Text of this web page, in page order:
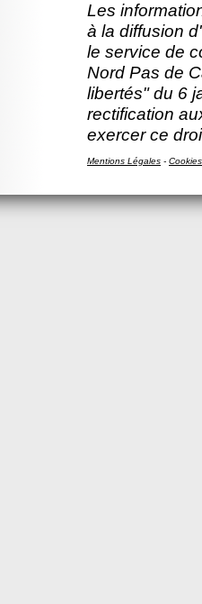
Les
à la diffusion
le service de
Nord Pas de
libertés" du 6
rectification
exercer ce
Mentions Légales - Cookies